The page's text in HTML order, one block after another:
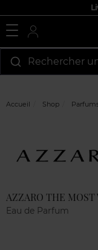
Rechercher
Accueil Shop
AZZARO THE MOST
Eau de Parfum